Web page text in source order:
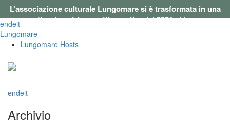
L’associazione culturale Lungomare si è trasformata in una
cooperativa. I nostri progetti a partire dal 2021 si trovano su
endeit
Lungomare
Lungomare Hosts
endeit
Archivio